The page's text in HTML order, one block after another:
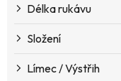
Délka rukávu
Složení
Límec / Výstřih